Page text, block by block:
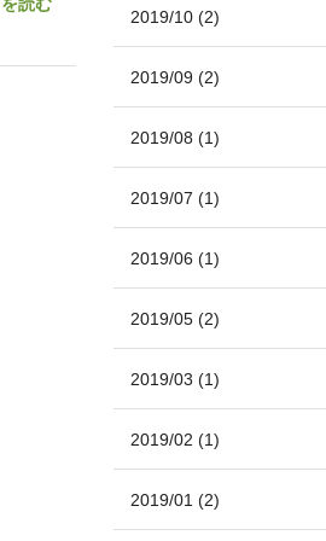
2019/10 (2)
2019/09 (2)
2019/08 (1)
2019/07 (1)
2019/06 (1)
2019/05 (2)
2019/03 (1)
2019/02 (1)
2019/01 (2)